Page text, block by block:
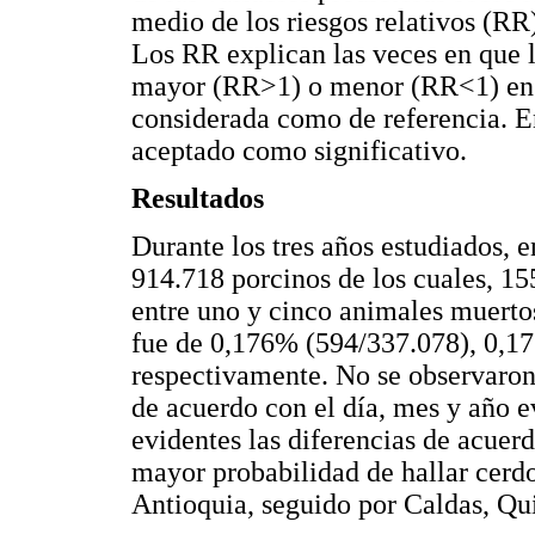
medio de los riesgos relativos
Los RR explican las veces en
mayor (RR>1) o menor (RR<1)
considerada como de referencia.
aceptado como significativo.
Resultados
Durante los tres años estudiados,
914.718 porcinos de los cuales,
entre uno y cinco animales
fue de 0,176% (594/337.078),
respectivamente. No se
de acuerdo con el día, mes y año
evidentes las diferencias de
mayor probabilidad de hallar
Antioquia, seguido por Caldas,